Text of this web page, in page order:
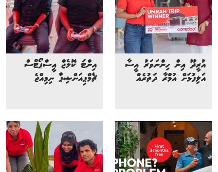
އުރީދޫ އިން ހިންނަވަރު އީސާ
އަލިފުޅަށް އުމްރާ ދަތުރެއް
އިންޓަ ކޮލެޖް އީސްޕޯޓްސް
ޗެމްޕިއަންޝިޕް ނިމިއްޖެ